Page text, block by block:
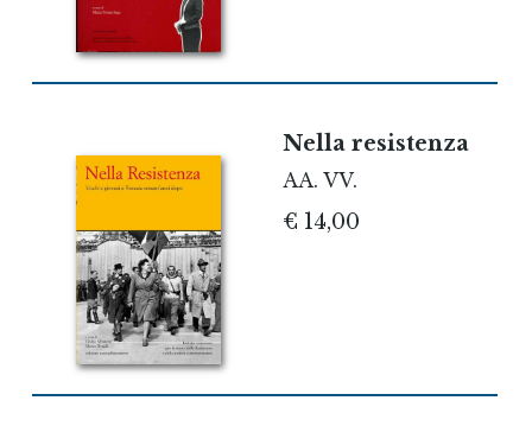
Nella resistenza
AA. VV.
€ 14,00